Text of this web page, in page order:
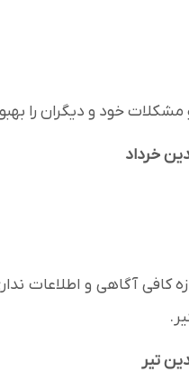
و مشکلات خود و دیگران
کافی آگاهی و اطلاعات